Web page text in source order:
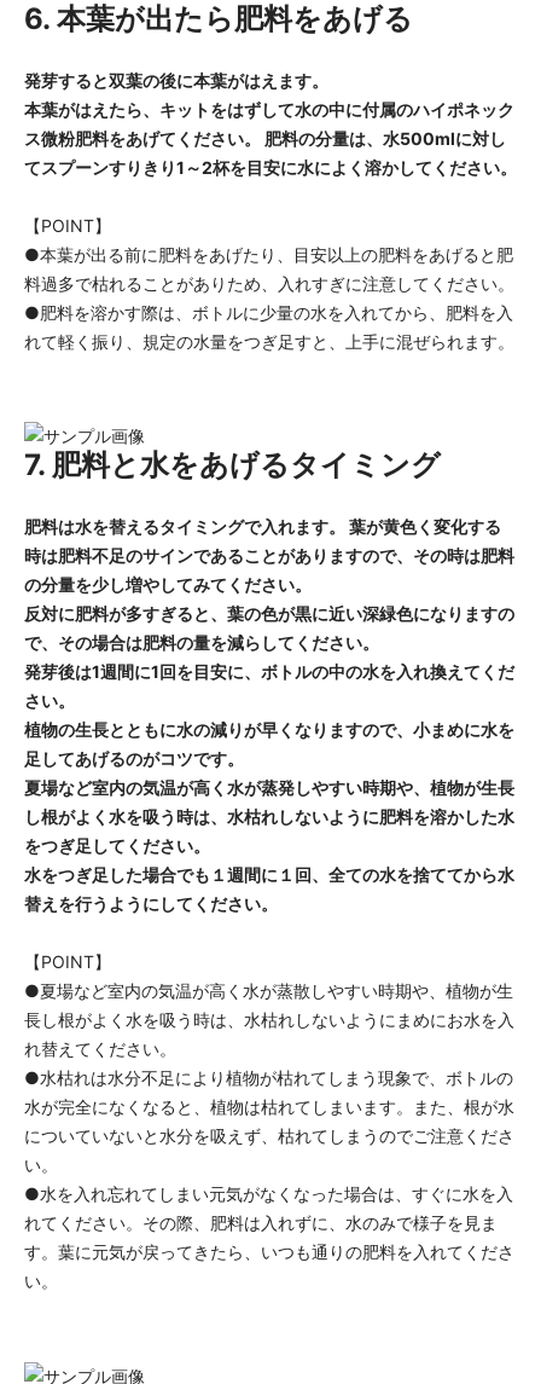
6. 本葉が出たら肥料をあげる
発芽すると双葉の後に本葉がはえます。
本葉がはえたら、キットをはずして水の中に付属のハイポネック
ス微粉肥料をあげてください。 肥料の分量は、水500mlに対し
てスプーンすりきり1～2杯を目安に水によく溶かしてください。
【POINT】
●本葉が出る前に肥料をあげたり、目安以上の肥料をあげると肥
料過多で枯れることがありため、入れすぎに注意してください。
●肥料を溶かす際は、ボトルに少量の水を入れてから、肥料を入
れて軽く振り、規定の水量をつぎ足すと、上手に混ぜられます。
7. 肥料と水をあげるタイミング
肥料は水を替えるタイミングで入れます。 葉が黄色く変化する
時は肥料不足のサインであることがありますので、その時は肥料
の分量を少し増やしてみてください。
反対に肥料が多すぎると、葉の色が黒に近い深緑色になりますの
で、その場合は肥料の量を減らしてください。
発芽後は1週間に1回を目安に、ボトルの中の水を入れ換えてくだ
さい。
植物の生長とともに水の減りが早くなりますので、小まめに水を
足してあげるのがコツです。
夏場など室内の気温が高く水が蒸発しやすい時期や、植物が生長
し根がよく水を吸う時は、水枯れしないように肥料を溶かした水
をつぎ足してください。
水をつぎ足した場合でも１週間に１回、全ての水を捨ててから水
替えを行うようにしてください。
【POINT】
●夏場など室内の気温が高く水が蒸散しやすい時期や、植物が生
長し根がよく水を吸う時は、水枯れしないようにまめにお水を入
れ替えてください。
●水枯れは水分不足により植物が枯れてしまう現象で、ボトルの
水が完全になくなると、植物は枯れてしまいます。また、根が水
についていないと水分を吸えず、枯れてしまうのでご注意くださ
い。
●水を入れ忘れてしまい元気がなくなった場合は、すぐに水を入
れてください。その際、肥料は入れずに、水のみで様子を見ま
す。葉に元気が戻ってきたら、いつも通りの肥料を入れてくださ
い。